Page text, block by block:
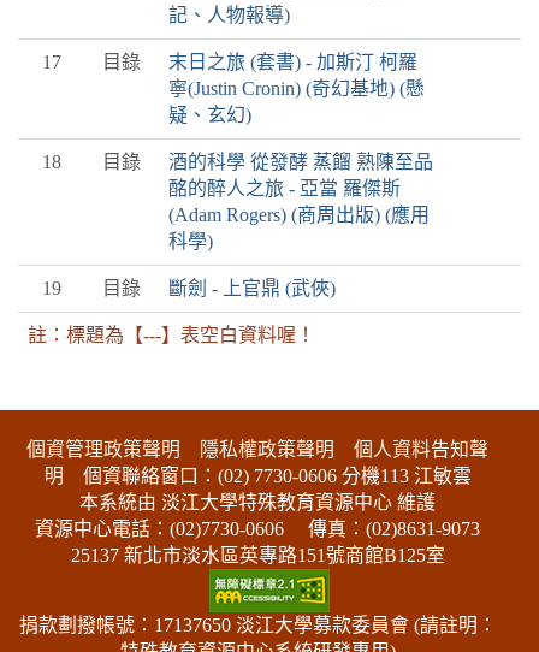
記、人物報導)
17 目錄
末日之旅 (套書) - 加斯汀 柯羅
寧(Justin Cronin) (奇幻基地) (懸
疑、玄幻)
18 目錄
酒的科學 從發酵 蒸餾 熟陳至品
酩的醉人之旅 - 亞當 羅傑斯
(Adam Rogers) (商周出版) (應用
科學)
19 目錄 斷劍 - 上官鼎 (武俠)
註：標題為【---】表空白資料喔！
個資管理政策聲明 隱私權政策聲明
個人資料告知聲
明 個資聯絡窗口：(02) 7730-0606 分機113 江敏雲
本系統由 淡江大學特殊教育資源中心 維護
資源中心電話：(02)7730-0606
傳真：(02)8631-9073
25137 新北市淡水區英專路151號商館B125室
捐款劃撥帳號：17137650 淡江大學募款委員會 (請註明：